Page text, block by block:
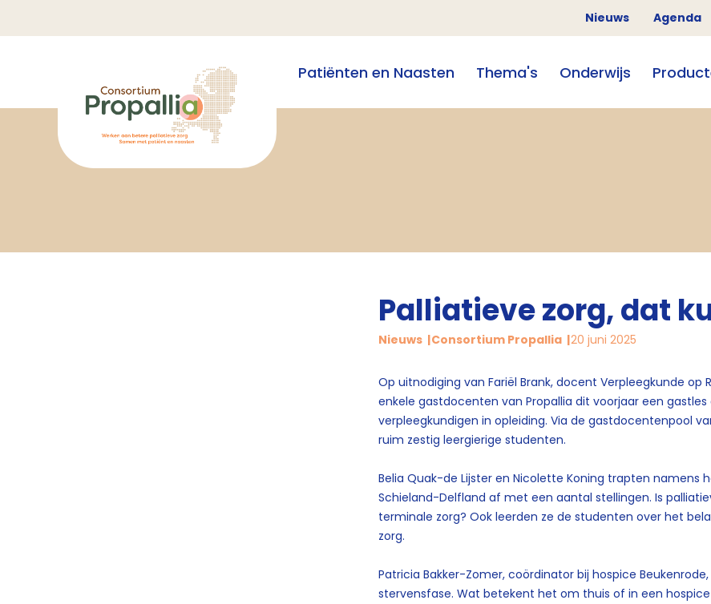
Nieuws Agenda
Patiënten en Naasten Thema's Onderwijs
Palliatieve zorg, dat
Nieuws Consortium Propallia 20 juni 2025
Op uitnodiging van Fariël Brank, docent Verpleegkunde op
enkele gastdocenten van Propallia dit voorjaar een
verpleegkundigen in opleiding. Via de gastdocentenpool
ruim zestig leergierige studenten.
Belia Quak-de Lijster en Nicolette Koning trapten namens
Schieland-Delfland af met een aantal stellingen. Is
terminale zorg? Ook leerden ze de studenten over het
zorg.
Patricia Bakker-Zomer, coördinator bij hospice
stervensfase. Wat betekent het om thuis of in een